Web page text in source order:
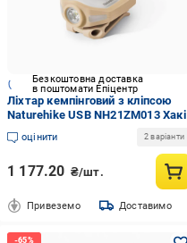
Безкоштовна доставка
в поштомати Епіцентр
Ліхтар кемпінговий з кліпсою
Naturehike USB NH21ZM013 Хакі
оцінити 2 варіанти
1 177.20 ₴/шт.
Привеземо Доставимо